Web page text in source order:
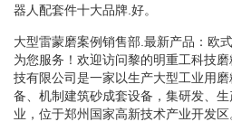
器人配套件十大品牌.好。
大型雷蒙磨案例销售部.最新产品：欧
为您服务！欢迎访问黎的明重工科技
技有限公司是一家以生产大型工业用
备、机制建筑砂成套设备，集研发、
业，位于郑州国家高新技术产业开发